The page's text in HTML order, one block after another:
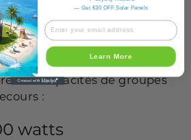
pour couvrir vos besoins
pas un modèle inutilement
des coûts de
Voici quelques
capacités de groupes
:
watts
— Get €30 OFF Solar Panels
Learn More